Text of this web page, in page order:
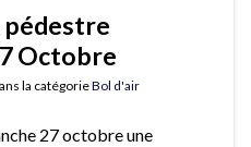
pédestre
Octobre
la catégorieBol d'air
27 octobre une